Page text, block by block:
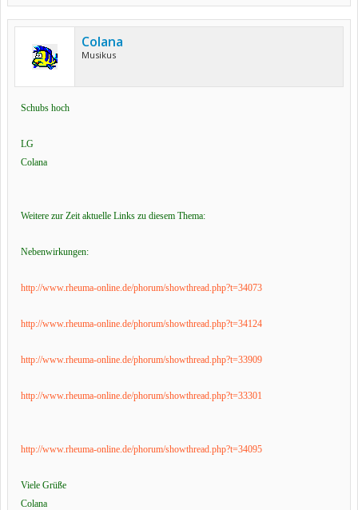
Colana
Musikus
Schubs hoch
LG
Colana
Weitere zur Zeit aktuelle Links zu diesem Thema:
Nebenwirkungen:
http://www.rheuma-online.de/phorum/showthread.php?t=34073
http://www.rheuma-online.de/phorum/showthread.php?t=34124
http://www.rheuma-online.de/phorum/showthread.php?t=33909
http://www.rheuma-online.de/phorum/showthread.php?t=33301
http://www.rheuma-online.de/phorum/showthread.php?t=34095
Viele Grüße
Colana